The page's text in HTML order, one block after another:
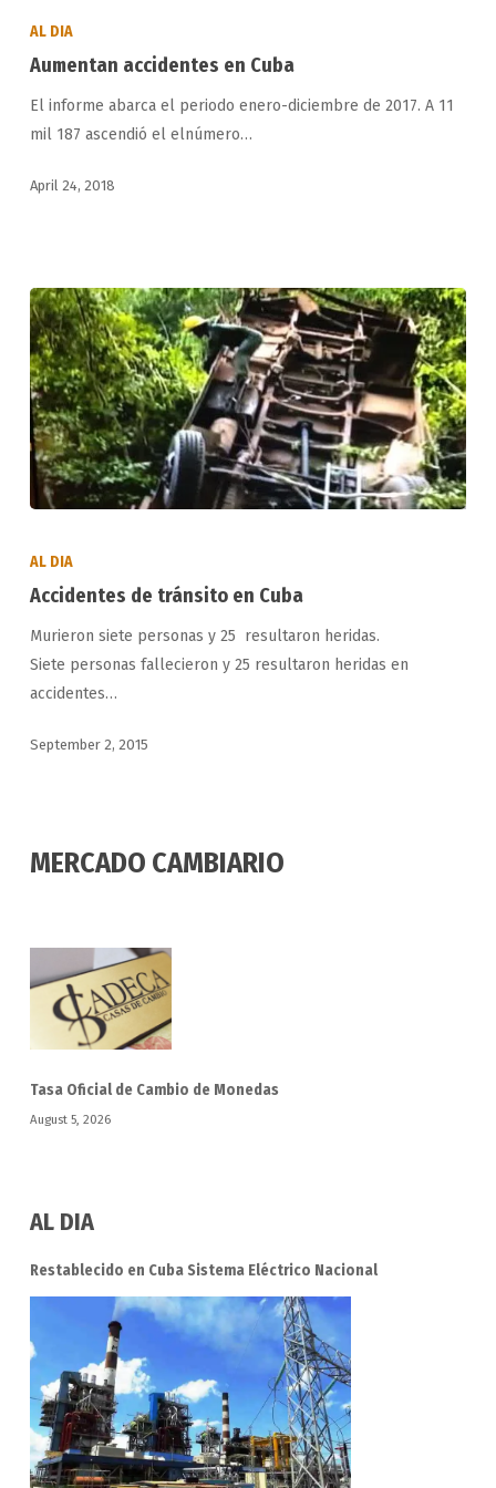
Cuba
AL DIA
Aumentan accidentes en Cuba
El informe abarca el periodo enero-diciembre de 2017. A 11
mil 187 ascendió el elnúmero…
April 24, 2018
en
Cuba
AL DIA
Accidentes de tránsito en Cuba
Murieron siete personas y 25 resultaron heridas.
Siete personas fallecieron y 25 resultaron heridas en
accidentes…
September 2, 2015
MERCADO CAMBIARIO
Tasa Oficial de Cambio de Monedas
August 5, 2026
AL DIA
Restablecido en Cuba Sistema Eléctrico Nacional